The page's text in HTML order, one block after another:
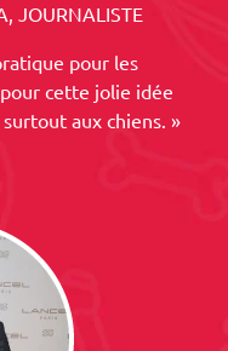
JOURNALISTE
pour les
cette jolie idée
aux chiens. »